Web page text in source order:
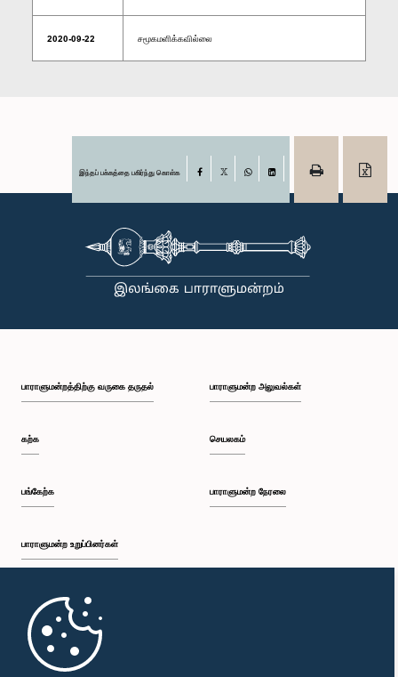
2020-09-22 சமூகமளிக்கவில்லை
இந்தப் பக்கத்தை பகிர்ந்து கொள்க Facebook
பாராளுமன்றத்திற்கு வருகை தருதல்
கற்க
பங்கேற்க
பாராளுமன்ற உறுப்பினர்கள்
முதற்பக்கம்
பாராளுமன்ற அலுவல்கள்
செயலகம்
பாராளுமன்ற நேரலை
பாராளுமன்ற கையடக்க செயலி